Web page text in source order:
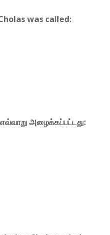
was called:
அழைக்கப்பட்டது: